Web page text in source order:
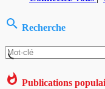
Recherche
Publications